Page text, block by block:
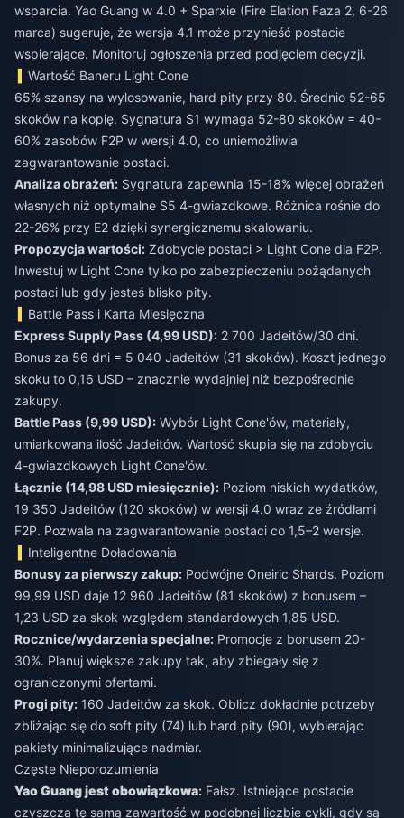
wsparcia. Yao Guang w 4.0 + Sparxie (Fire Elation Faza 2, 6-26
marca) sugeruje, że wersja 4.1 może przynieść postacie
wspierające. Monitoruj ogłoszenia przed podjęciem decyzji.
Wartość Baneru Light Cone
65% szansy na wylosowanie, hard pity przy 80. Średnio 52-65
skoków na kopię. Sygnatura S1 wymaga 52-80 skoków = 40-
60% zasobów F2P w wersji 4.0, co uniemożliwia
zagwarantowanie postaci.
Analiza obrażeń: Sygnatura zapewnia 15-18% więcej obrażeń
własnych niż optymalne S5 4-gwiazdkowe. Różnica rośnie do
22-26% przy E2 dzięki synergicznemu skalowaniu.
Propozycja wartości: Zdobycie postaci > Light Cone dla F2P.
Inwestuj w Light Cone tylko po zabezpieczeniu pożądanych
postaci lub gdy jesteś blisko pity.
Battle Pass i Karta Miesięczna
Express Supply Pass (4,99 USD): 2 700 Jadeitów/30 dni.
Bonus za 56 dni = 5 040 Jadeitów (31 skoków). Koszt jednego
skoku to 0,16 USD – znacznie wydajniej niż bezpośrednie
zakupy.
Battle Pass (9,99 USD): Wybór Light Cone'ów, materiały,
umiarkowana ilość Jadeitów. Wartość skupia się na zdobyciu
4-gwiazdkowych Light Cone'ów.
Łącznie (14,98 USD miesięcznie): Poziom niskich wydatków,
19 350 Jadeitów (120 skoków) w wersji 4.0 wraz ze źródłami
F2P. Pozwala na zagwarantowanie postaci co 1,5–2 wersje.
Inteligentne Doładowania
Bonusy za pierwszy zakup: Podwójne Oneiric Shards. Poziom
99,99 USD daje 12 960 Jadeitów (81 skoków) z bonusem –
1,23 USD za skok względem standardowych 1,85 USD.
Rocznice/wydarzenia specjalne: Promocje z bonusem 20-
30%. Planuj większe zakupy tak, aby zbiegały się z
ograniczonymi ofertami.
Progi pity: 160 Jadeitów za skok. Oblicz dokładnie potrzeby
zbliżając się do soft pity (74) lub hard pity (90), wybierając
pakiety minimalizujące nadmiar.
Częste Nieporozumienia
Yao Guang jest obowiązkowa: Fałsz. Istniejące postacie
czyszczą tę samą zawartość w podobnej liczbie cykli, gdy są